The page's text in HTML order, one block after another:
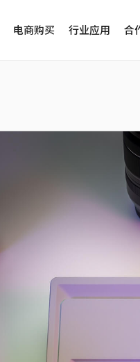
电商购买 行业应用 合